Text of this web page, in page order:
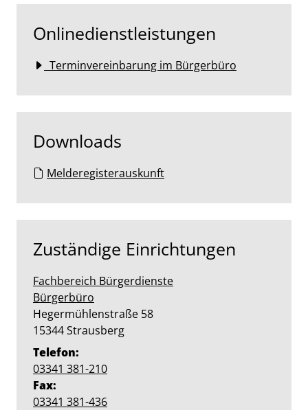
Onlinedienstleistungen
Terminvereinbarung im Bürgerbüro
Downloads
Melderegisterauskunft
Zuständige Einrichtungen
Fachbereich Bürgerdienste
Bürgerbüro
Straße:
Hegermühlenstraße Hausnummer:
58
PLZ:
15344Ort:
Strausberg
Telefon:
03341 381-210
Fax:
03341 381-436